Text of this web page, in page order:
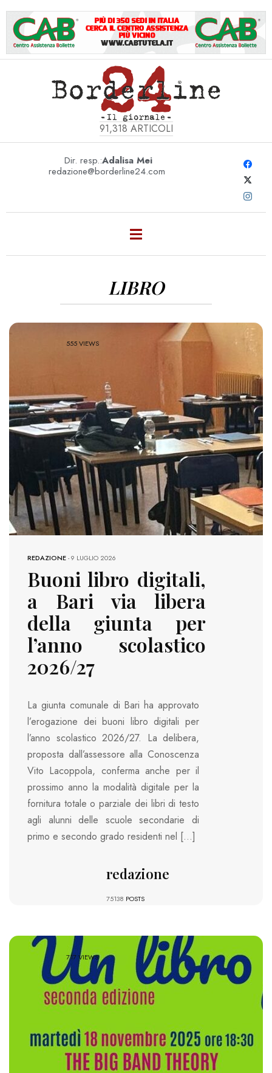
91,318 ARTICOLI
Dir. resp.:Adalisa Mei
redazione@borderline24.com
LIBRO
555 VIEWS
REDAZIONE-9 LUGLIO 2026
Buoni libro digitali,
a Bari via libera
della giunta per
l’anno scolastico
2026/27
La giunta comunale di Bari ha approvato
l’erogazione dei buoni libro digitali per
l’anno scolastico 2026/27. La delibera,
proposta dall’assessore alla Conoscenza
Vito Lacoppola, conferma anche per il
prossimo anno la modalità digitale per la
fornitura totale o parziale dei libri di testo
agli alunni delle scuole secondarie di
primo e secondo grado residenti nel […]
redazione
75138 POSTS
717 VIEWS